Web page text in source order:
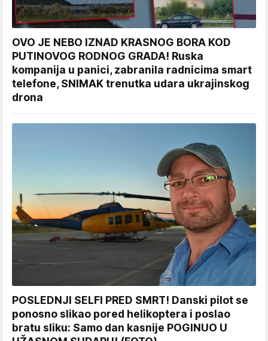
OVO JE NEBO IZNAD KRASNOG BORA KOD
PUTINOVOG RODNOG GRADA! Ruska
kompanija u panici, zabranila radnicima smart
telefone, SNIMAK trenutka udara ukrajinskog
drona
POSLEDNJI SELFI PRED SMRT! Danski pilot se
ponosno slikao pored helikoptera i poslao
bratu sliku: Samo dan kasnije POGINUO U